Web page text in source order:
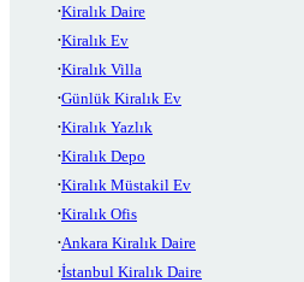
Kiralık Daire
Kiralık Ev
Kiralık Villa
Günlük Kiralık Ev
Kiralık Yazlık
Kiralık Depo
Kiralık Müstakil Ev
Kiralık Ofis
Ankara Kiralık Daire
İstanbul Kiralık Daire